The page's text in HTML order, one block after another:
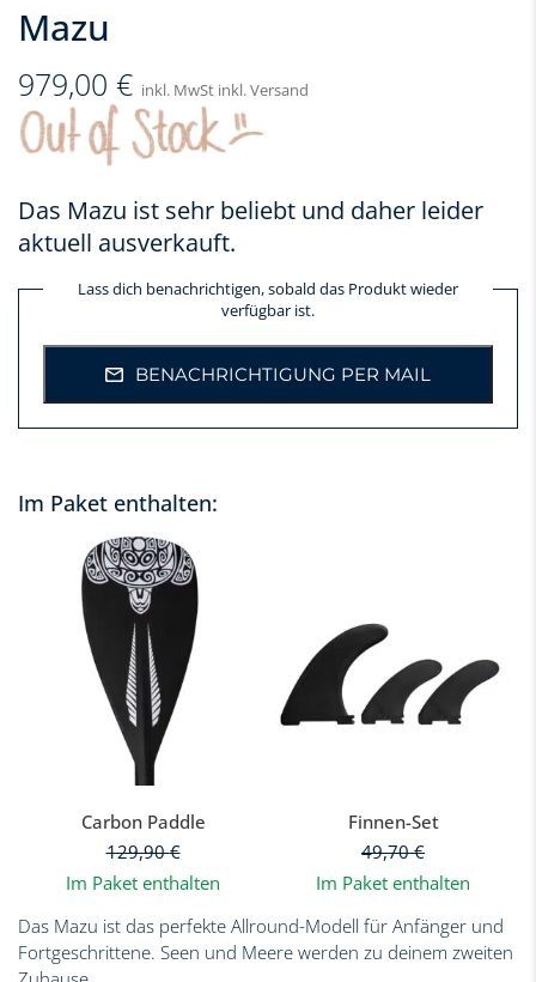
Mazu
979,00 € inkl. MwSt inkl. Versand
Das Mazu ist sehr beliebt und daher leider
aktuell ausverkauft.
Lass dich benachrichtigen, sobald das Produkt wieder
verfügbar ist.
BENACHRICHTIGUNG PER MAIL
Im Paket enthalten:
Carbon Paddle
129,90€
Im Paket enthalten
Finnen-Set
49,70€
Im Paket enthalten
Das Mazu ist das perfekte Allround-Modell für Anfänger und
Fortgeschrittene. Seen und Meere werden zu deinem zweiten